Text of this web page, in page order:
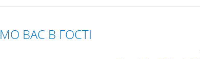
ВАС В ГОСТІ